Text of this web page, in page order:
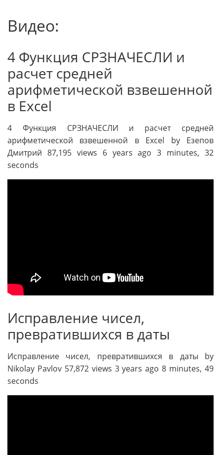
Видео:
4 Функция СРЗНАЧЕСЛИ и
расчет средней
арифметической взвешенной
в Excel
4 Функция СРЗНАЧЕСЛИ и расчет средней
арифметической взвешенной в Excel by Езепов
Дмитрий 87,195 views 6 years ago 3 minutes, 32
seconds
Исправление чисел,
превратившихся в даты
Исправление чисел, превратившихся в даты by
Nikolay Pavlov 57,872 views 3 years ago 8 minutes, 49
seconds